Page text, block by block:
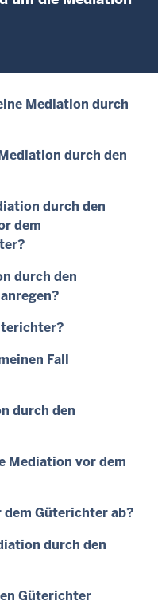
Mediation durch
durch den
durch den
dem
durch den
Fall
durch den
Mediation vor dem
Güterichter ab?
durch den
Güterichter